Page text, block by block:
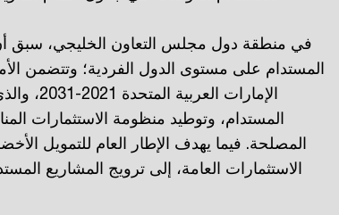
في منطقة دول مجلس التعاون الخليجي، سبق
المستدام على مستوى الدول الفردية؛ وتتضمن
المستدام، وتوطيد منظومة الاستثمارات
المصلحة. فيما يهدف الإطار العام للتمويل
الاستثمارات العامة، إلى ترويج المشاريع